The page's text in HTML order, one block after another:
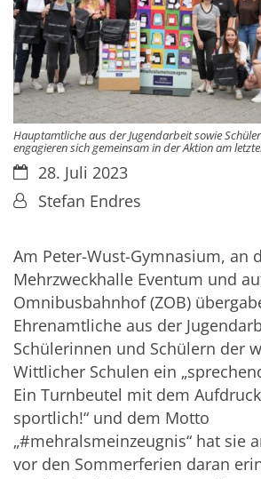
Hauptamtliche aus der Jugendarbeit sowie
engagieren sich gemeinsam in der Aktion am
Datum:28. Juli 2023
Von:Stefan Endres
Am Peter-Wust-Gymnasium, an
Mehrzweckhalle Eventum und
Omnibusbahnhof (ZOB)
Ehrenamtliche aus der
Schülerinnen und Schülern der
Wittlicher Schulen ein
Ein Turnbeutel mit dem Aufdruck
sportlich!“ und dem Motto
„#mehralsmeinzeugnis“ hat sie
vor den Sommerferien daran